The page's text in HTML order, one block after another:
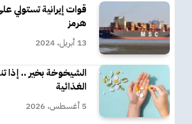
قوات إيرانية
هرمز
13 أبريل، 2024
الشيخوخة بخير .. إذا
الغذائية
5 أغسطس، 2026